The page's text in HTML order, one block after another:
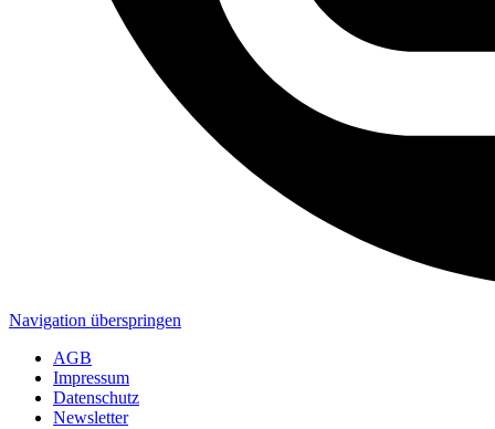
Navigation überspringen
AGB
Impressum
Datenschutz
Newsletter